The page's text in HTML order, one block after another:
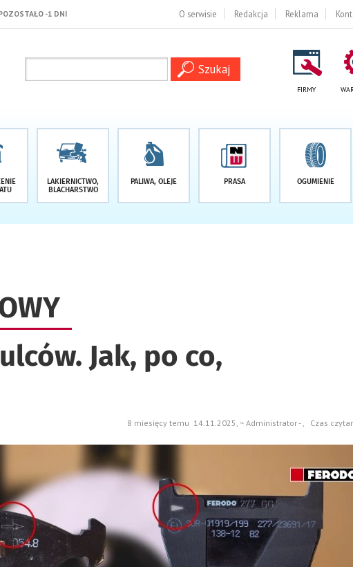
DNI O serwisie Redakcja Reklama
FIRMY
LAKIERNICTWO,
BLACHARSTWO
PALIWA, OLEJE PRASA OGUMIENIE
Jak, po co,
8 miesięcy temu 14.11.2025, ~ Administrator - , Czas